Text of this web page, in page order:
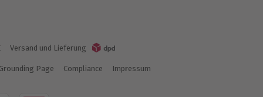
Versand und Lieferung
Grounding Page Compliance Impressum